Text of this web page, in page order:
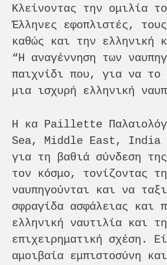
Κλείνοντας την ομιλία
Έλληνες εφοπλιστές,
καθώς και την ελληνική
“Η αναγέννηση των
παιχνίδι που, για να το
μια ισχυρή ελληνική
Η κα Paillette
Sea, Middle East, India
για τη βαθιά σύνδεση
τον κόσμο, τονίζοντας
ναυπηγούνται και να
σφραγίδα ασφάλειας και
ελληνική ναυτιλία και
επιχειρηματική σχέση.
αμοιβαία εμπιστοσύνη